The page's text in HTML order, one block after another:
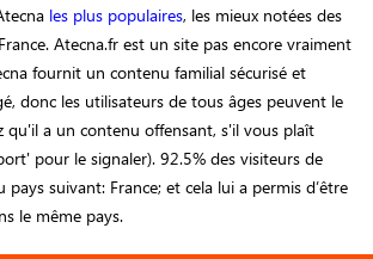
les plus populaires, les mieux notées des
Atecna.fr est un site pas encore vraiment
fournit un contenu familial sécurisé et
donc les utilisateurs de tous âges peuvent le
qu'il a un contenu offensant, s'il vous plaît
pour le signaler). 92.5% des visiteurs de
suivant: France; et cela lui a permis d’être
le même pays.